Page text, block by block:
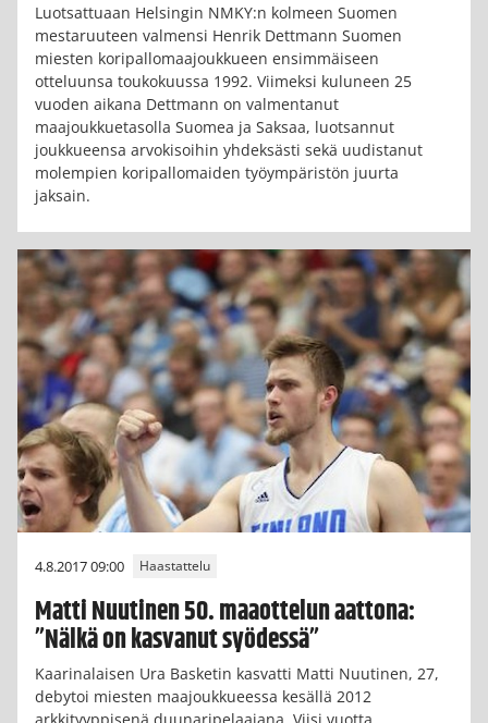
Luotsattuaan Helsingin NMKY:n kolmeen Suomen
mestaruuteen valmensi Henrik Dettmann Suomen
miesten koripallomaajoukkueen ensimmäiseen
otteluunsa toukokuussa 1992. Viimeksi kuluneen 25
vuoden aikana Dettmann on valmentanut
maajoukkuetasolla Suomea ja Saksaa, luotsannut
joukkueensa arvokisoihin yhdeksästi sekä uudistanut
molempien koripallomaiden työympäristön juurta
jaksain.
4.8.2017 09:00 Haastattelu
Matti Nuutinen 50. maaottelun aattona:
”Nälkä on kasvanut syödessä”
Kaarinalaisen Ura Basketin kasvatti Matti Nuutinen, 27,
debytoi miesten maajoukkueessa kesällä 2012